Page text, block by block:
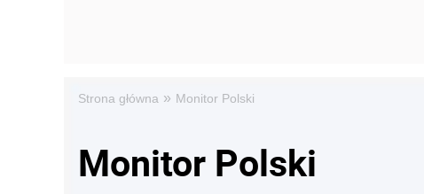
Strona główna » Monitor Polski
Monitor Polski